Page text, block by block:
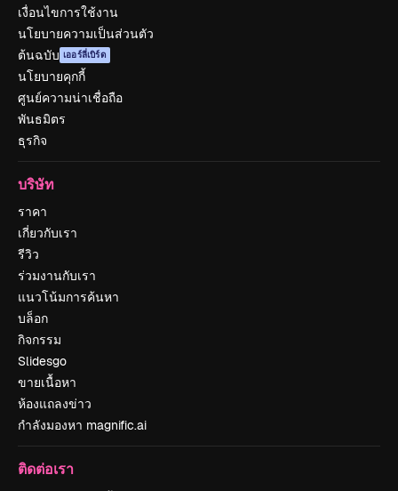
เงื่อนไขการใช้งาน
นโยบายความเป็นส่วนตัว
ต้นฉบับ เออร์ลี่เบิร์ด
นโยบายคุกกี้
ศูนย์ความน่าเชื่อถือ
พันธมิตร
ธุรกิจ
บริษัท
ราคา
เกี่ยวกับเรา
รีวิว
ร่วมงานกับเรา
แนวโน้มการค้นหา
บล็อก
กิจกรรม
Slidesgo
ขายเนื้อหา
ห้องแถลงข่าว
กำลังมองหา magnific.ai
ติดต่อเรา